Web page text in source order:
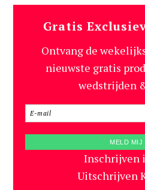
Gratis
Ontvang de
nieuwste gratis
wedstrijden
Inschrijven
Uitschrijven